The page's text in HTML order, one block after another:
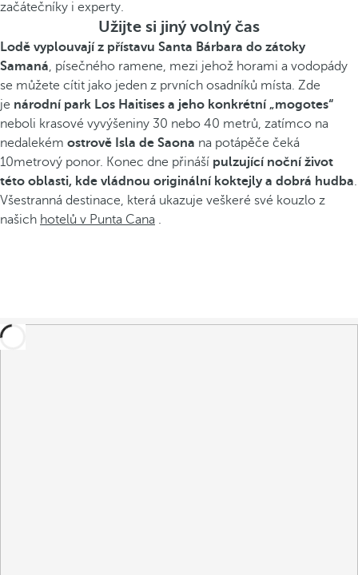
začátečníky i experty.
Užijte si jiný volný čas
Lodě vyplouvají z přístavu Santa Bárbara do zátoky
Samaná, písečného ramene, mezi jehož horami a vodopády
se můžete cítit jako jeden z prvních osadníků místa. Zde
je národní park Los Haitises a jeho konkrétní „mogotes“
neboli krasové vyvýšeniny 30 nebo 40 metrů, zatímco na
nedalekém ostrově Isla de Saona na potápěče čeká
10metrový ponor. Konec dne přináší pulzující noční život
této oblasti, kde vládnou originální koktejly a dobrá hudba.
Všestranná destinace, která ukazuje veškeré své kouzlo z
našich hotelů v Punta Cana .